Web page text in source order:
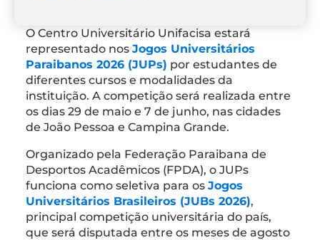
O Centro Universitário Unifacisa estará
representado nos Jogos Universitários
Paraibanos 2026 (JUPs) por estudantes de
diferentes cursos e modalidades da
instituição. A competição será realizada entre
os dias 29 de maio e 7 de junho, nas cidades
de João Pessoa e Campina Grande.
Organizado pela Federação Paraibana de
Desportos Acadêmicos (FPDA), o JUPs
funciona como seletiva para os Jogos
Universitários Brasileiros (JUBs 2026),
principal competição universitária do país,
que será disputada entre os meses de agosto